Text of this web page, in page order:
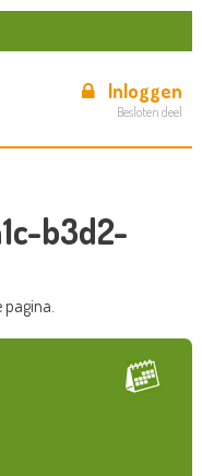
Inloggen
Besloten deel
b3d2-
pagina.